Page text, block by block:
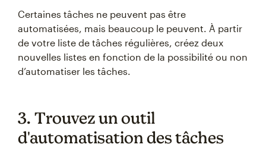
Certaines tâches ne peuvent pas être
automatisées, mais beaucoup le peuvent. À partir
de votre liste de tâches régulières, créez deux
nouvelles listes en fonction de la possibilité ou non
d’automatiser les tâches.
3. Trouvez un outil
d'automatisation des tâches